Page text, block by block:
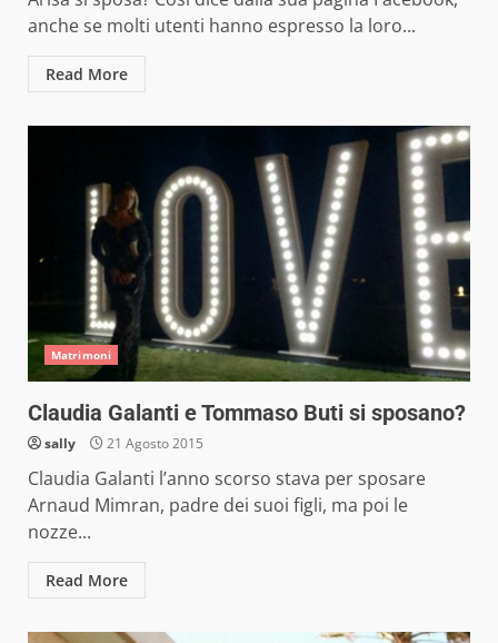
anche se molti utenti hanno espresso la loro...
Read More
Matrimoni
Claudia Galanti e Tommaso Buti si sposano?
sally 21 Agosto 2015
Claudia Galanti l’anno scorso stava per sposare
Arnaud Mimran, padre dei suoi figli, ma poi le
nozze...
Read More